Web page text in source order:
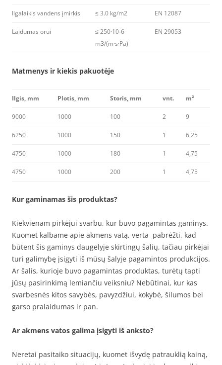
Ilgalaikis vandens įmirkis ≤ 3.0 kg/m2 EN 12087
Laidumas orui
≤ 250·10-6
m3/(m·s·Pa)
EN 29053
Matmenys ir kiekis pakuotėje
Ilgis, mm Plotis, mm Storis, mm vnt. m²
9000 1000 100 2 9
6250 1000 150 1 6,25
4750 1000 180 1 4,75
4750 1000 200 1 4,75
Kur gaminamas šis produktas?
Kiekvienam pirkėjui svarbu, kur buvo pagamintas gaminys.
Kuomet kalbame apie akmens vatą, verta pabrėžti, kad
būtent šis gaminys daugelyje skirtingų šalių, tačiau pirkėjai
turi galimybę įsigyti iš mūsų šalyje pagamintos produkcijos.
Ar šalis, kurioje buvo pagamintas produktas, turėtų tapti
jūsų pasirinkimą lemiančiu veiksniu? Nebūtinai, kur kas
svarbesnės kitos savybės, pavyzdžiui, kokybė, šilumos bei
garso pralaidumas ir pan.
Ar akmens vatos galima įsigyti iš anksto?
Neretai pasitaiko situacijų, kuomet išvydę patrauklią kainą,